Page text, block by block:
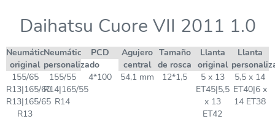
Daihatsu Cuore VII 2011 1.0
Neumático
original
Neumático
personalizado
PCD
Agujero
central
Tamaño
de rosca
Llanta
original
Llanta
155/65
R13|165/60
R13|165/65
R13
155/55
R14|165/55
R14
4*100 54,1 mm 12*1,5
5 x 13
ET45|5,5
x 13
ET42
5,5 x 14
ET40|6 x
14 ET38